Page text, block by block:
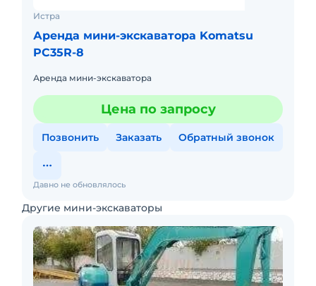
Истра
Аренда мини-экскаватора Komatsu
PC35R-8
Аренда мини-экскаватора
Цена по запросу
Позвонить Заказать Обратный звонок
Давно не обновлялось
Другие мини-экскаваторы